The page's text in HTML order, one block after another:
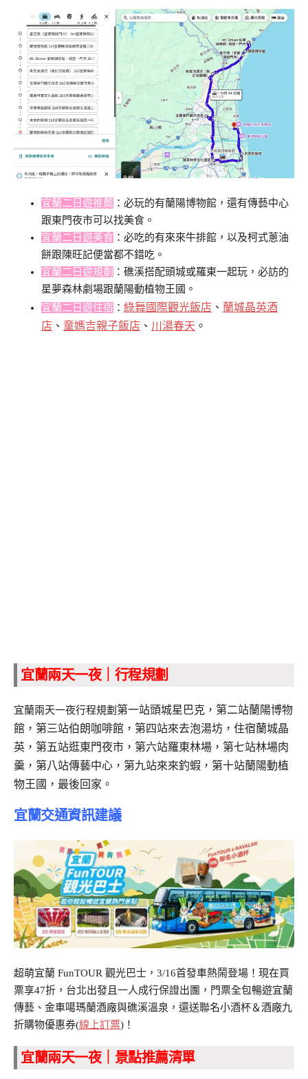
宜蘭二日遊推薦 ：必玩的有蘭陽博物館，還有傳藝中心
跟東門夜市可以找美食。
宜蘭二日遊美食 ：必吃的有來來牛排館，以及柯式蔥油
餅跟陳旺記便當都不錯吃。
宜蘭二日遊規劃
：礁溪搭配頭城或羅東一起玩，必訪的
星夢森林劇場跟蘭陽動植物王國。
宜蘭二日遊住宿 ： 綠舞國際觀光飯店 、 蘭城晶英酒
店 、 童媽吉親子飯店 、 川湯春天 。
宜蘭兩天一夜｜行程規劃
宜蘭兩天一夜行程規劃 第一站頭城星巴克， 第二站蘭陽博物
館， 第三站伯朗咖啡館，第四站來去泡湯坊，住宿蘭城晶
英， 第五站逛東門夜市， 第六站羅東林場， 第七站林場肉
羹， 第八站傳藝中心， 第九站來來釣蝦， 第十站蘭陽動植
物王國，最後回家。
宜蘭交通資訊建議
超萌宜蘭 FunTOUR 觀光巴士，3/16首發車熱鬧登場！現在買
票享47折，台北出發且一人成行保證出團，門票全包暢遊宜蘭
傳藝、金車噶瑪蘭酒廠與礁溪溫泉，還送聯名小酒杯＆酒廠九
折購物優惠券(線上訂票)！
宜蘭兩天一夜｜景點推薦清單